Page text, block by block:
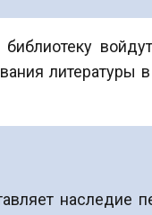
литературы
наследие